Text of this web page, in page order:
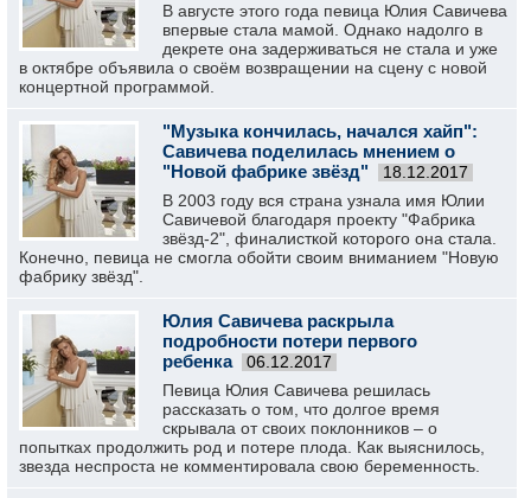
В августе этого года певица Юлия Савичева
впервые стала мамой. Однако надолго в
декрете она задерживаться не стала и уже
в октябре объявила о своём возвращении на сцену с новой
концертной программой.
"Музыка кончилась, начался хайп":
Савичева поделилась мнением о
"Новой фабрике звёзд"
18.12.2017
В 2003 году вся страна узнала имя Юлии
Савичевой благодаря проекту "Фабрика
звёзд-2", финалисткой которого она стала.
Конечно, певица не смогла обойти своим вниманием "Новую
фабрику звёзд".
Юлия Савичева раскрыла
подробности потери первого
ребенка
06.12.2017
Певица Юлия Савичева решилась
рассказать о том, что долгое время
скрывала от своих поклонников – о
попытках продолжить род и потере плода. Как выяснилось,
звезда неспроста не комментировала свою беременность.